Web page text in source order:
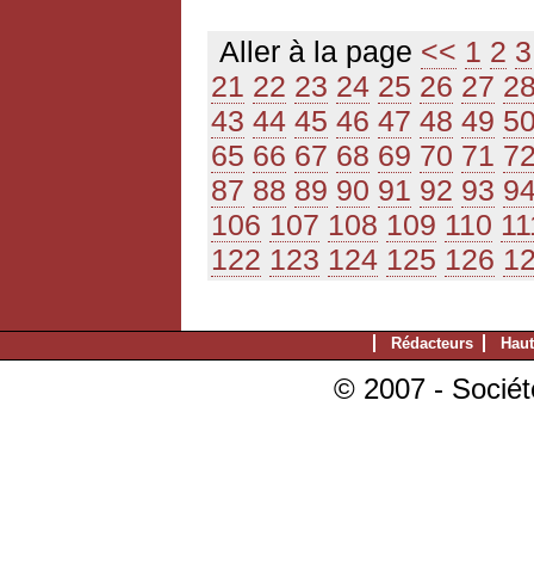
Aller à la page << 1 2 3
21 22 23 24 25 26 27
43 44 45 46 47 48 49
65 66 67 68 69 70 71
87 88 89 90 91 92 93
106 107 108 109 110
122 123 124 125 126
Rédacteurs
© 2007 -